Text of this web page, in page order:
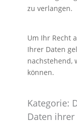
zu verlangen.
Um Ihr Recht
Ihrer Daten
nachstehend,
können.
Kategorie:
Daten